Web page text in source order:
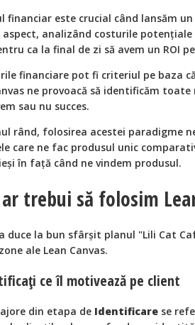
financiar este crucial când lansăm
aspect, analizând costurile
ca la final de zi să avem un ROI
financiare pot fi criteriul pe baza
ne provoacă să identificăm
sau nu succes.
rând, folosirea acestei paradigme
care ne fac produsul unic
în față când ne vindem produsul.
trebui să folosim
duce la bun sfârșit planul "Lili Cat
ale Lean Canvas.
ce îl motivează pe client
din etapa de Identificare se